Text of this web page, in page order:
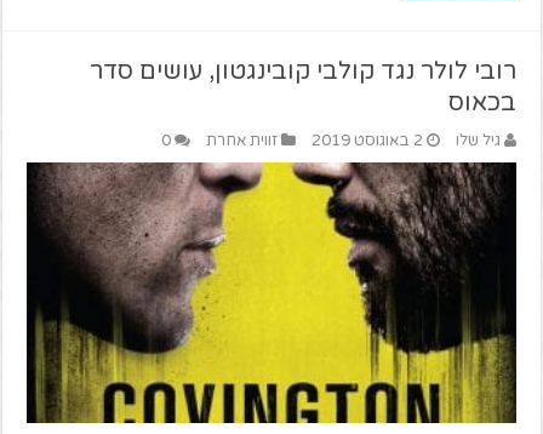
רובי לולר נגד קולבי קובינגטון, עושים סדר
בכאוס
גיל שלו 2 באוגוסט 2019 זווית אחרת 0